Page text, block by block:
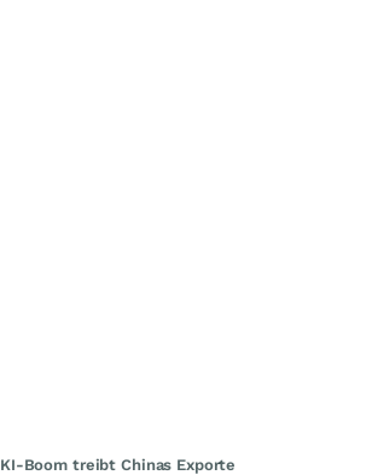
KI-Boom treibt Chinas Exporte